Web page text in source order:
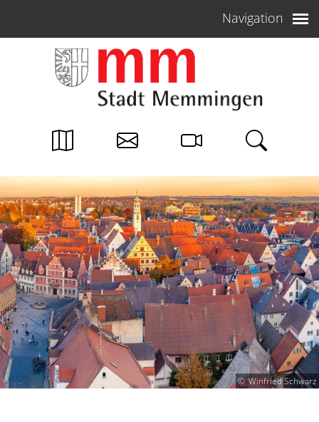
Navigation
Winfried Schwarz